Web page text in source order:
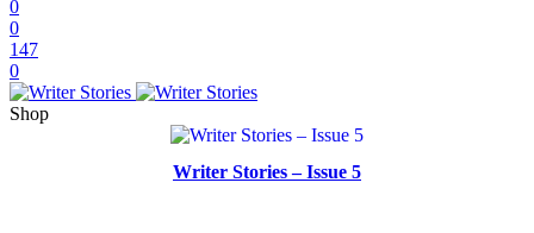
0
0
147
0
Shop
Writer Stories – Issue 5